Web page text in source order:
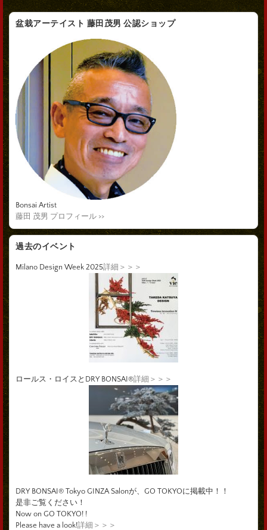
盆栽アーテイスト 藤田茂男 公認ショップ
Bonsai Artist
藤田 茂男 プロフィール >>
過去のイベント
Milano Design Week 2025詳細＞＞＞
ロールス・ロイスとDRY BONSAI®詳細＞＞＞
DRY BONSAI® Tokyo GINZA Salonが、GO TOKYOに掲載中！！
是非ご覧ください！
Now on GO TOKYO! !
Please have a look!詳細＞＞＞